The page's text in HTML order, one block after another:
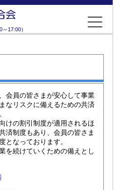
～17:00）
会員の皆さまが安心して事業
なリスクに備えるための共済
けの割引制度が適用されるほ
済制度もあり、会員の皆さま
となっております。
を続けていくための備えとし